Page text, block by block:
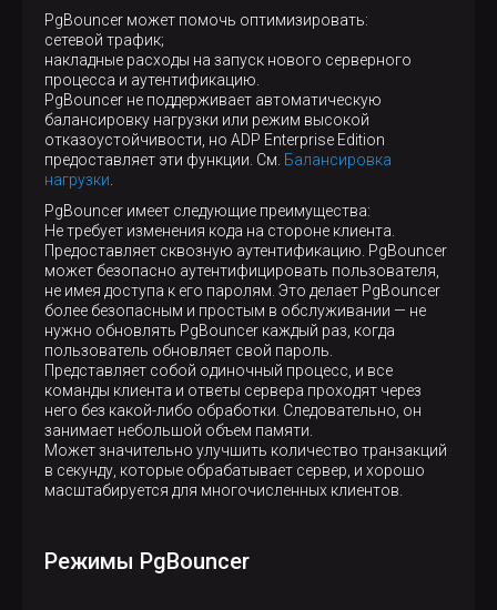
PgBouncer может помочь оптимизировать:
сетевой трафик;
накладные расходы на запуск нового серверного
процесса и аутентификацию.
PgBouncer не поддерживает автоматическую
балансировку нагрузки или режим высокой
отказоустойчивости, но ADP Enterprise Edition
предоставляет эти функции. См. Балансировка
нагрузки.
PgBouncer имеет следующие преимущества:
Не требует изменения кода на стороне клиента.
Предоставляет сквозную аутентификацию. PgBouncer
может безопасно аутентифицировать пользователя,
не имея доступа к его паролям. Это делает PgBouncer
более безопасным и простым в обслуживании — не
нужно обновлять PgBouncer каждый раз, когда
пользователь обновляет свой пароль.
Представляет собой одиночный процесс, и все
команды клиента и ответы сервера проходят через
него без какой-либо обработки. Следовательно, он
занимает небольшой объем памяти.
Может значительно улучшить количество транзакций
в секунду, которые обрабатывает сервер, и хорошо
масштабируется для многочисленных клиентов.
Режимы PgBouncer